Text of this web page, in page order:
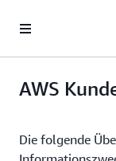
Überspringen zum
AWS
Die folgende